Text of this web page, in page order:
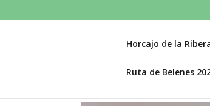
Horcajo de la
Ruta de Belenes